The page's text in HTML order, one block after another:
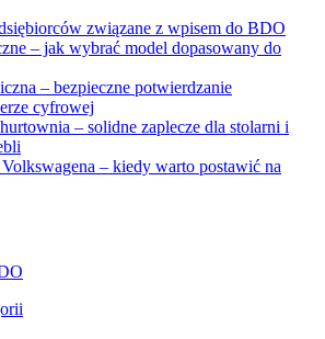
związane z wpisem do BDO
– jak wybrać model dopasowany do
– bezpieczne potwierdzanie
cyfrowej
– solidne zaplecze dla stolarni i
– kiedy warto postawić na